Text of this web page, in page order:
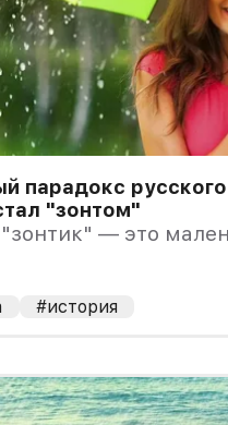
парадокс
"зонтом"
— это
#история